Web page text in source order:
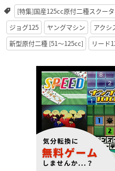
[特集]国産125cc原付二種スクー
ジョグ125
ヤングマシン アクシ
新型原付二種 [51〜125cc]
リード